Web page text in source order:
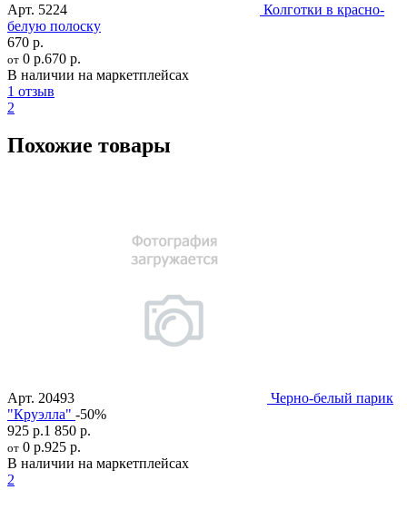
Арт. 5224
Колготки в красно-
белую полоску
670 р.
от 0 р.670 р.
В наличии на маркетплейсах
1 отзыв
2
Похожие товары
Арт. 20493
Черно-белый парик
"Круэлла" -50%
925 р.1 850 р.
от 0 р.925 р.
В наличии на маркетплейсах
2